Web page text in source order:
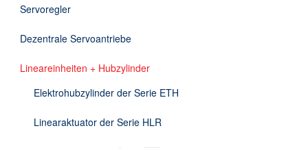
Servoregler
Dezentrale Servoantriebe
Lineareinheiten + Hubzylinder
Elektrohubzylinder der Serie ETH
Linearaktuator der Serie HLR